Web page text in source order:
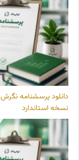
نسخه استاندارد